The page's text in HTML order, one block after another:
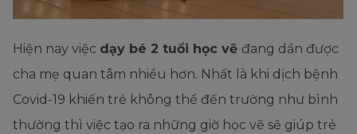
Hiện nay việc dạy bé 2 tuổi học vẽ đang dần được
cha mẹ quan tâm nhiều hơn. Nhất là khi dịch bệnh
Covid-19 khiến trẻ không thể đến trường như bình
thường thì việc tạo ra những giờ học vẽ sẽ giúp trẻ